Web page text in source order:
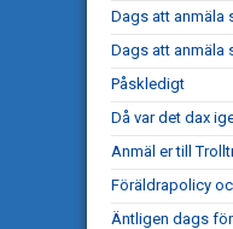
Dags att anmäla
Dags att anmäla
Påskledigt
Då var det dax
Anmäl er till
Föräldrapolicy
Äntligen dags för